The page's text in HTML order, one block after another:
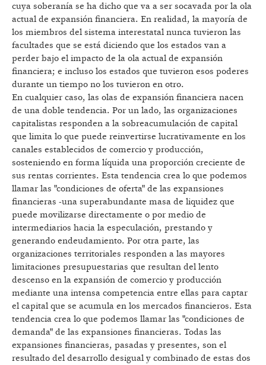
cuya soberanía se ha dicho que va a ser socavada por la ola
actual de expansión financiera. En realidad, la mayoría de
los miembros del sistema interestatal nunca tuvieron las
facultades que se está diciendo que los estados van a
perder bajo el impacto de la ola actual de expansión
financiera; e incluso los estados que tuvieron esos poderes
durante un tiempo no los tuvieron en otro.
En cualquier caso, las olas de expansión financiera nacen
de una doble tendencia. Por un lado, las organizaciones
capitalistas responden a la sobreacumulación de capital
que limita lo que puede reinvertirse lucrativamente en los
canales establecidos de comercio y producción,
sosteniendo en forma líquida una proporción creciente de
sus rentas corrientes. Esta tendencia crea lo que podemos
llamar las "condiciones de oferta" de las expansiones
financieras -una superabundante masa de liquidez que
puede movilizarse directamente o por medio de
intermediarios hacia la especulación, prestando y
generando endeudamiento. Por otra parte, las
organizaciones territoriales responden a las mayores
limitaciones presupuestarias que resultan del lento
descenso en la expansión de comercio y producción
mediante una intensa competencia entre ellas para captar
el capital que se acumula en los mercados financieros. Esta
tendencia crea lo que podemos llamar las "condiciones de
demanda" de las expansiones financieras. Todas las
expansiones financieras, pasadas y presentes, son el
resultado del desarrollo desigual y combinado de estas dos